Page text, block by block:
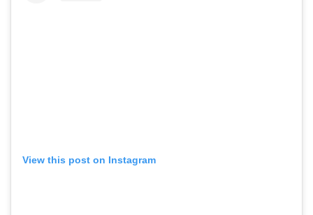
View this post on Instagram